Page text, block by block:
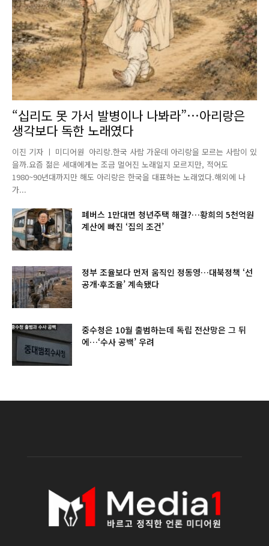
“십리도 못 가서 발병이나 나봐라”…아리랑은
생각보다 독한 노래였다
이진 기자 ㅣ 미디어원 아리랑.한국 사람 가운데 아리랑을 모르는 사람이 있
을까.요즘 젊은 세대에게는 조금 멀어진 노래일지 모르지만, 적어도
1980~90년대까지만 해도 아리랑은 한국을 대표하는 노래였다.해외에 나
가...
폐버스 1만대면 청년주택 해결?…황희의 5천억원
계산에 빠진 ‘집의 조건’
정부 조율보다 먼저 움직인 정동영…대북정책 ‘선
공개·후조율’ 계속됐다
중수청은 10월 출범하는데 독립 전산망은 그 뒤
에…‘수사 공백’ 우려